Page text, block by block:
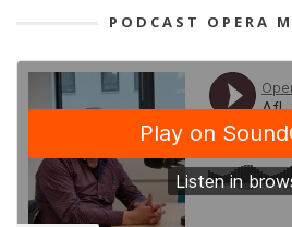
PODCAST OPERA